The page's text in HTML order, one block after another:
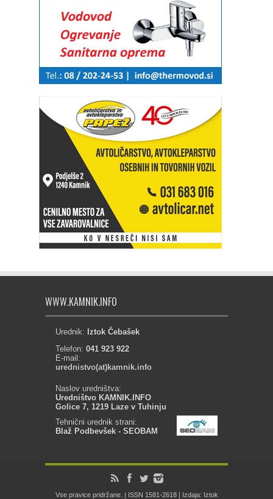
WWW.KAMNIK.INFO
Urednik: Iztok Čebašek
Telefon: 041 923 922
E-mail:
urednistvo(at)kamnik.info
Naslov uredništva:
Uredništvo KAMNIK.INFO
Golice 7, 1219 Laze v Tuhinju
Tehnični urednik strani:
Blaž Podbevšek - SEOBAM
Vse pravice pridržane. | ISSN 1581-2618 | Izdaja: Iztok